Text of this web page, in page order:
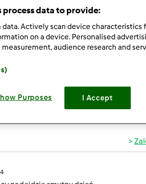
i do zobaczenia .Zmarła nagle
process data to provide:
data. Actively scan device
on a device. Personalised
audience research and
Purposes I Accept